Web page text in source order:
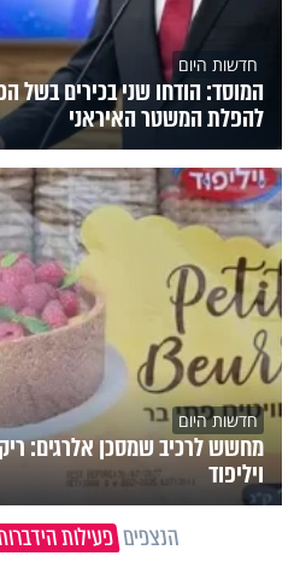
חדשות היום
המוסד: הודחו שני בכירים בשל
להפלת המשטר האיראני
חדשות היום
מחשש לרכיב שמסכן אלרגים:
ויליפוד
הנצפים פעילות